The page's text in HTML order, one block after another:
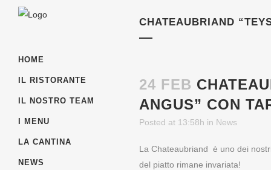
HOME
IL RISTORANTE
IL NOSTRO TEAM
I MENU
LA CANTINA
NEWS
CHATEAUBRIAND
24 FEB
ANGUS” CON
Posted at 13:58h in News
La Chateaubriand è uno dei
del piatto rimane invariata!
CONTATTI VELOCI
dalle 12.00 alle 15.00
e dalle 18:00 alle 23:00.